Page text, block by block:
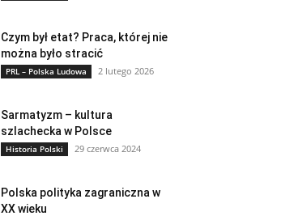
Czym był etat? Praca, której nie
można było stracić
PRL – Polska Ludowa 2 lutego 2026
Sarmatyzm – kultura
szlachecka w Polsce
Historia Polski 29 czerwca 2024
Polska polityka zagraniczna w
XX wieku